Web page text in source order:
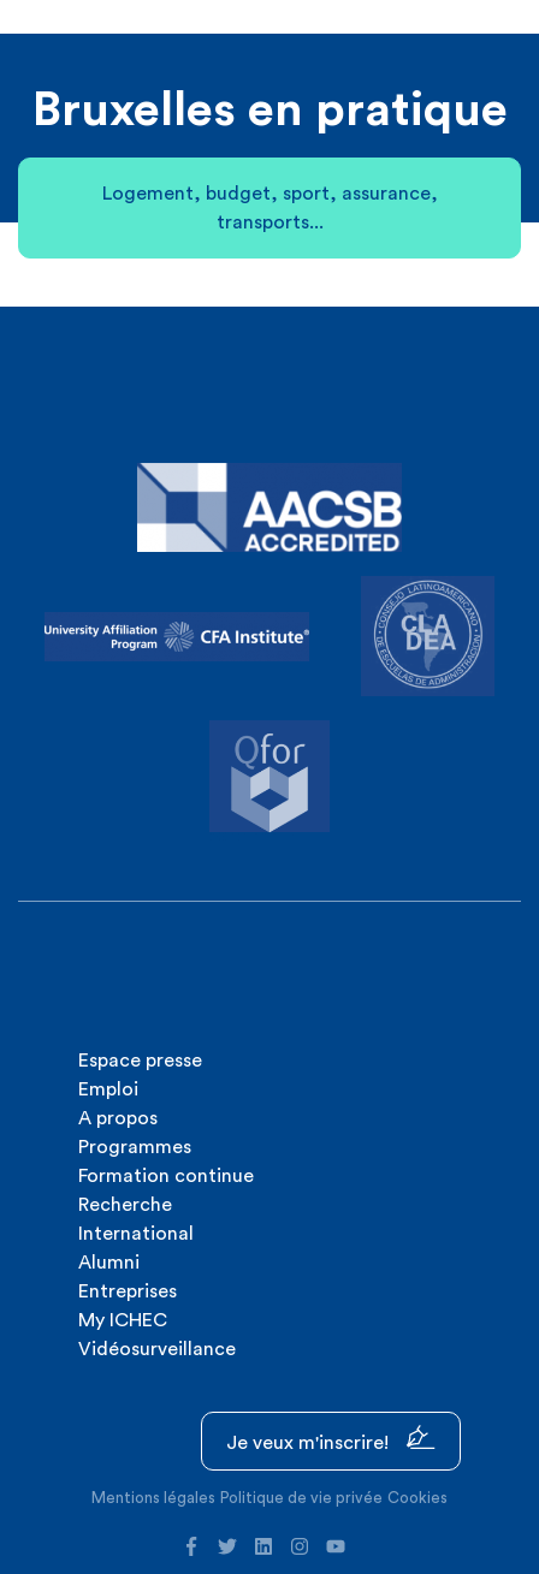
Bruxelles en pratique
Logement, budget, sport, assurance,
transports...
Espace presse
Emploi
A propos
Programmes
Formation continue
Recherche
International
Alumni
Entreprises
My ICHEC
Vidéosurveillance
Je veux m'inscrire!
Mentions légales Politique de vie privée Cookies